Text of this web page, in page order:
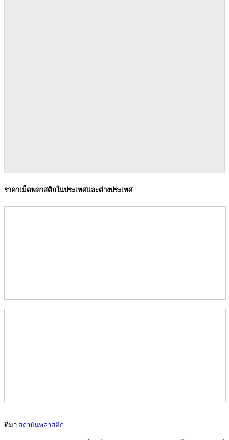
ราคาเม็ดพลาสติกในประเทศและต่างประเทศ
ที่มา สถาบันพลาสติก